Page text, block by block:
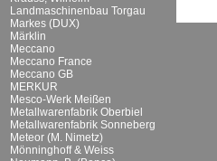
Landmaschinenbau Torgau
Markes (DUX)
Märklin
Meccano
Meccano France
Meccano GB
MERKUR
Mesco-Werk Meißen
Metallwarenfabrik Oberbiel
Metallwarenfabrik Sonneberg
Meteor (M. Nimetz)
Mönninghoff & Weiss